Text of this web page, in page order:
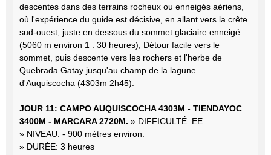
descentes dans des terrains rocheux ou enneigés aériens,
où l'expérience du guide est décisive, en allant vers la crête
sud-ouest, juste en dessous du sommet glaciaire enneigé
(5060 m environ 1 : 30 heures); Détour facile vers le
sommet, puis descente vers les rochers et l'herbe de
Quebrada Gatay jusqu'au champ de la lagune
d'Auquiscocha (4303m 2h45).
JOUR 11: CAMPO AUQUISCOCHA 4303M - TIENDAYOC
3400M - MARCARA 2720M. » DIFFICULTÉ: EE
» NIVEAU: - 900 mètres environ.
» DURÉE: 3 heures